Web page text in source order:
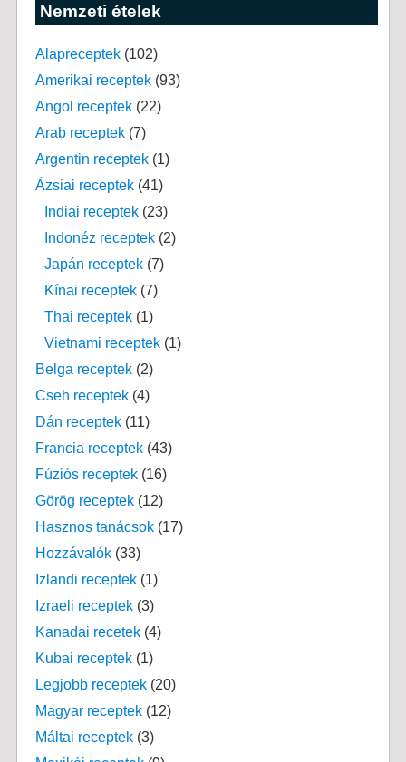
Nemzeti ételek
Alapreceptek(102)
Amerikai receptek(93)
Angol receptek(22)
Arab receptek(7)
Argentin receptek(1)
Ázsiai receptek(41)
Indiai receptek(23)
Indonéz receptek(2)
Japán receptek(7)
Kínai receptek(7)
Thai receptek(1)
Vietnami receptek(1)
Belga receptek(2)
Cseh receptek(4)
Dán receptek(11)
Francia receptek(43)
Fúziós receptek(16)
Görög receptek(12)
Hasznos tanácsok(17)
Hozzávalók(33)
Izlandi receptek(1)
Izraeli receptek(3)
Kanadai recetek(4)
Kubai receptek(1)
Legjobb receptek(20)
Magyar receptek(12)
Máltai receptek(3)